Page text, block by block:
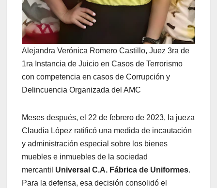
Alejandra Verónica Romero Castillo, Juez 3ra de
1ra Instancia de Juicio en Casos de Terrorismo
con competencia en casos de Corrupción y
Delincuencia Organizada del AMC
Meses después, el 22 de febrero de 2023, la jueza
Claudia López ratificó una medida de incautación
y administración especial sobre los bienes
muebles e inmuebles de la sociedad
mercantil Universal C.A. Fábrica de Uniformes.
Para la defensa, esa decisión consolidó el